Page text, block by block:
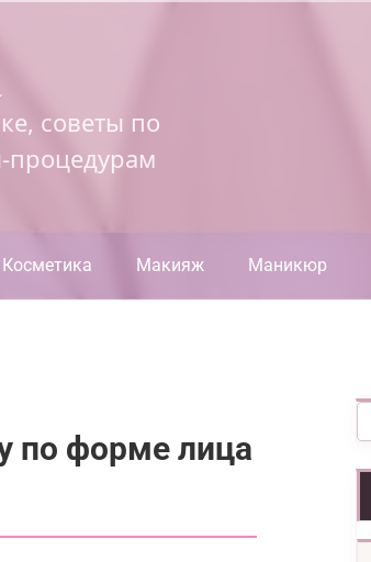
советы по
процедурам
Косметика Макияж Маникюр
по форме лица